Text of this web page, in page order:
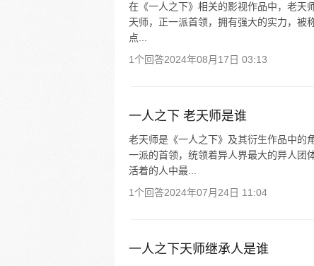
在《一人之下》相关的影视作品中，老天
天师，正一派首领，拥有强大的实力，被
点...
1个回答2024年08月17日 03:13
一人之下 老天师是谁
老天师是《一人之下》及其衍生作品中的
一派的首领，统领着异人界最大的异人团
活着的人中最...
1个回答2024年07月24日 11:04
一人之下天师继承人是谁